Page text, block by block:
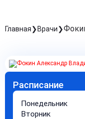
Главная Врачи
Расписание
Понедельник
Вторник